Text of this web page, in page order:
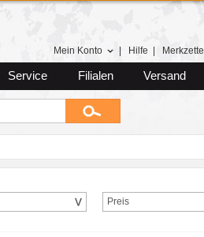
Mein Konto Hilfe Merkzettel
Service Filialen Versand
Preis